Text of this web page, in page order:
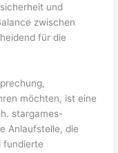
und
zwischen
für die
möchten, ist eine
stargames-
Anlaufstelle, die
fundierte